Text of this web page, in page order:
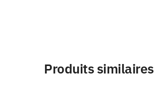
Produits similaires